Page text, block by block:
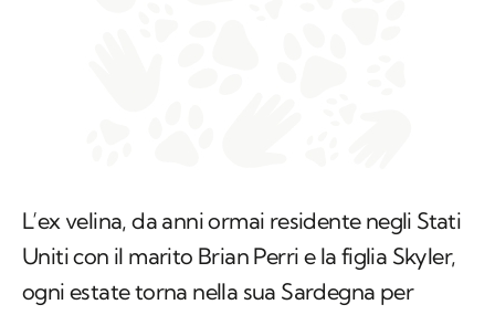
L’ex velina, da anni ormai residente negli Stati
Uniti con il marito Brian Perri e la figlia Skyler,
ogni estate torna nella sua Sardegna per